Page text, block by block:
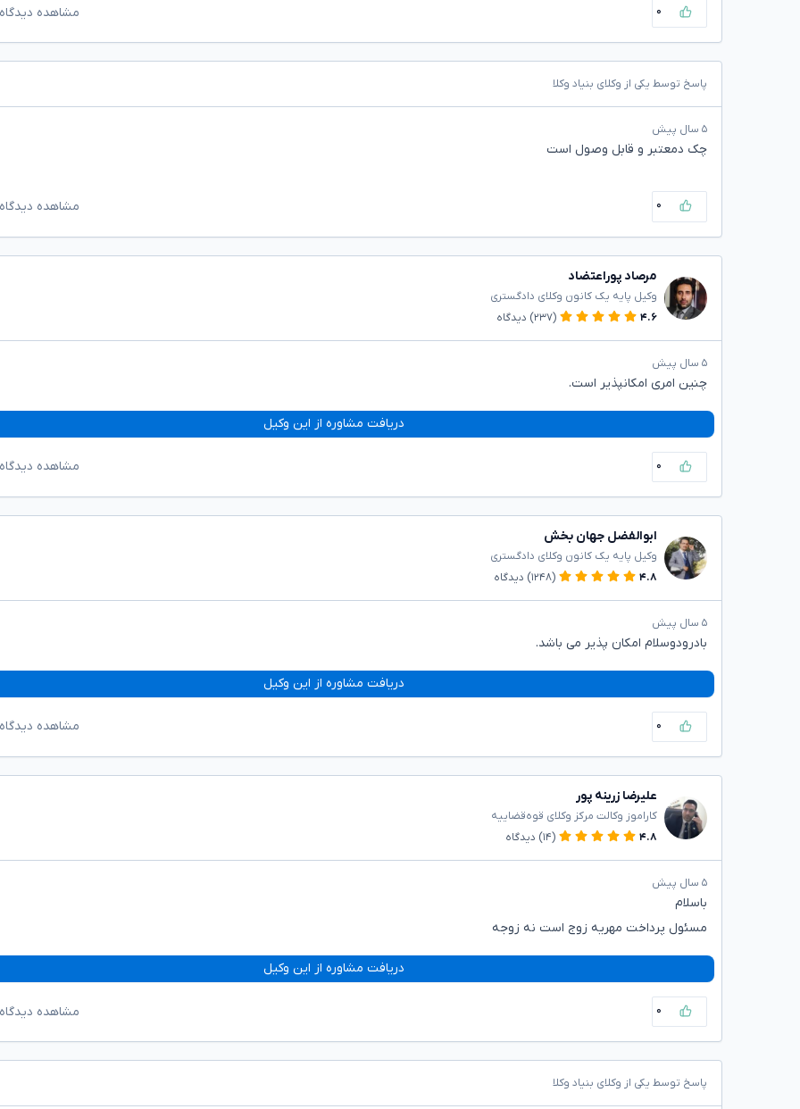
۰ مشاهده
پاسخ توسط یکی از وکلای بنیاد وکلا
۵ سال پیش
چک دمعتبر و قابل وصول است
۰ مشاهده
مرصاد پوراعتضاد
وکیل پایه یک کانون وکلای دادگستری
۴.۶
(۲۳۷) دیدگاه
۵ سال پیش
چنین امری امکانپذیر است.
دریافت مشاوره از این وکیل
۰ مشاهده
ابوالفضل جهان بخش
وکیل پایه یک کانون وکلای دادگستری
۴.۸
(۱۲۴۸) دیدگاه
۵ سال پیش
بادرودوسلام امکان پذیر می باشد.
دریافت مشاوره از این وکیل
۰ مشاهده
علیرضا زرینه پور
کاراموز وکالت مرکز وکلای قوه‌قضاییه
۴.۸
(۱۴) دیدگاه
۵ سال پیش
باسلام
مسئول پرداخت مهریه زوج است نه زوجه
دریافت مشاوره از این وکیل
۰ مشاهده
پاسخ توسط یکی از وکلای بنیاد وکلا